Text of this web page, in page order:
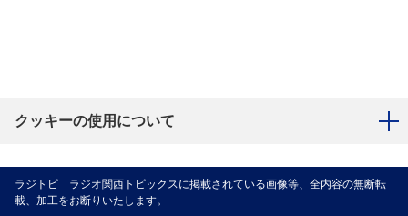
クッキーの使用について
ラジトピ ラジオ関西トピックスに掲載されている画像等、全内容の無断転
載、加工をお断りいたします。